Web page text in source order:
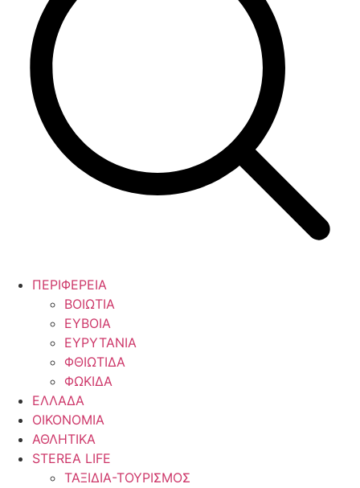
ΠΕΡΙΦΕΡΕΙΑ
ΒΟΙΩΤΙΑ
ΕΥΒΟΙΑ
ΕΥΡΥΤΑΝΙΑ
ΦΘΙΩΤΙΔΑ
ΦΩΚΙΔΑ
ΕΛΛΑΔΑ
ΟΙΚΟΝΟΜΙΑ
ΑΘΛΗΤΙΚΑ
STEREA LIFE
ΤΑΞΙΔΙΑ-ΤΟΥΡΙΣΜΟΣ